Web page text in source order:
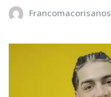
Francomacorisanos